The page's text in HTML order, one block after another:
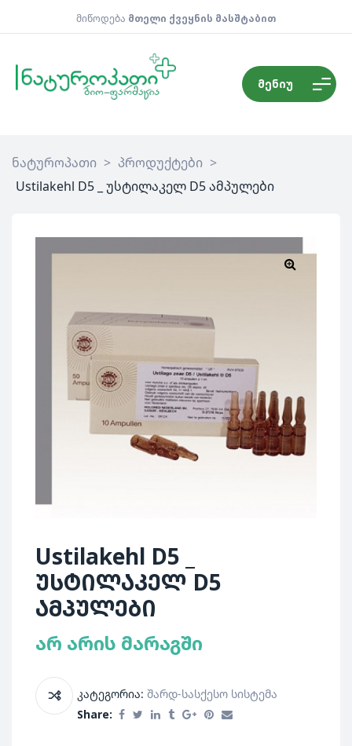
მიწოდება მთელი ქვეყნის მასშტაბით
მენიუ
ნატუროპათი > პროდუქტები >
Ustilakehl D5 _ უსტილაკელ D5 ამპულები
Ustilakehl D5 _
უსტილაკელ D5
ამპულები
არ არის მარაგში
კატეგორია: Შარდ-Სასქესო Სისტემა
Share: